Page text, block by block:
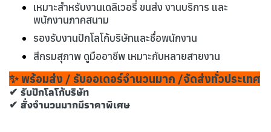
เหมาะสำหรับงานเดลิเวอรี่ ขนส่ง งานบริการ และ
พนักงานภาคสนาม
รองรับงานปักโลโก้บริษัทและชื่อพนักงาน
สีกรมสุภาพ ดูมืออาชีพ เหมาะกับหลายสายงาน
✨ พร้อมส่ง / รับออเดอร์จำนวนมาก /จัดส่งทั่วประเทศ
✔ รับปักโลโก้บริษัท
✔ สั่งจำนวนมากมีราคาพิเศษ